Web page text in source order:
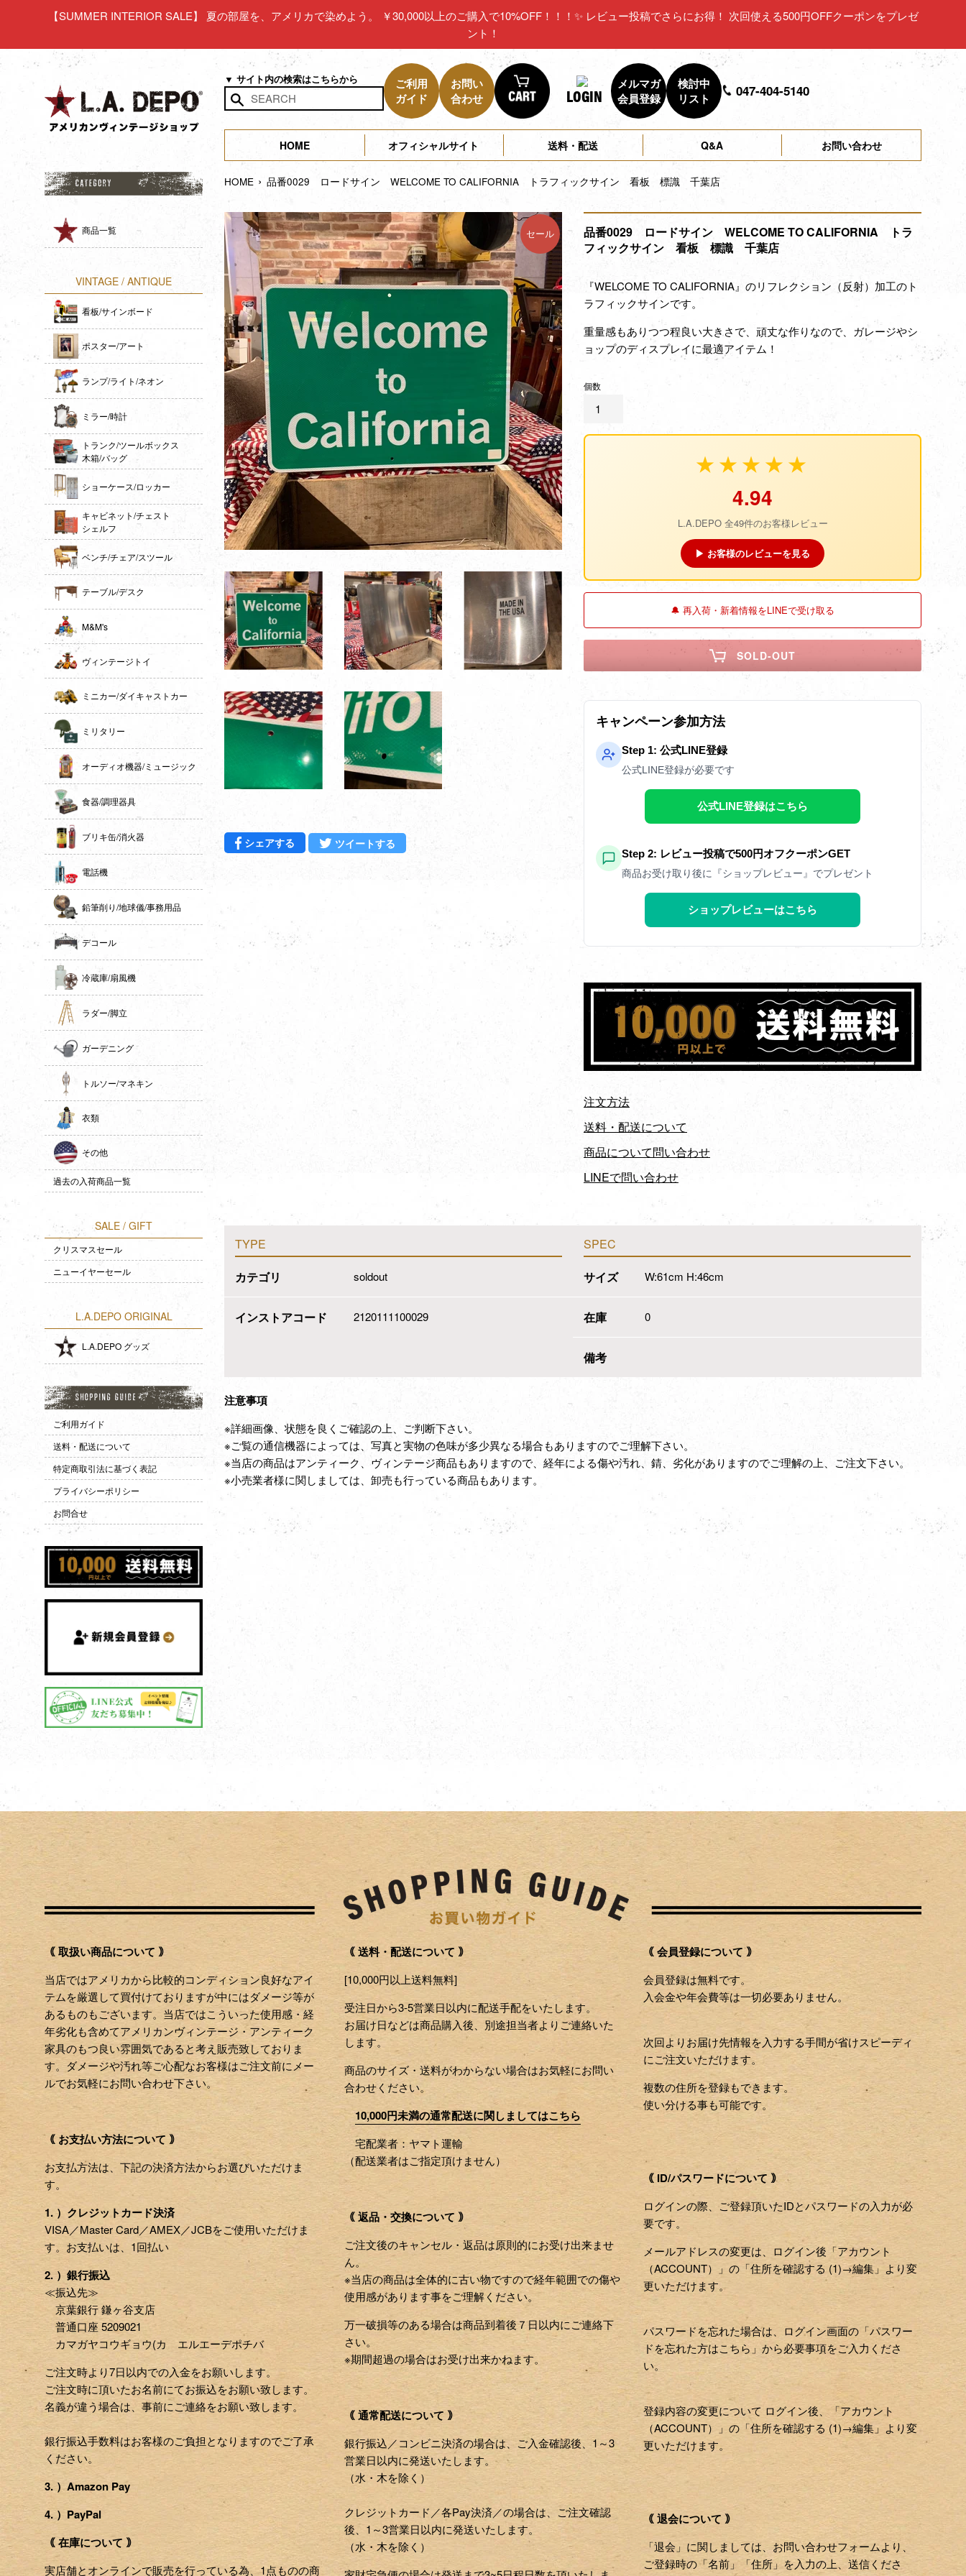
【SUMMER INTERIOR SALE】 夏の部屋を、アメリカで染めよう。 ￥30,000以上のご購入で10%OFF！！！✨ レビュー投稿でさらにお得！ 次回使える500円OFFクーポンをプレゼ
ント！
▼ サイト内の検索はこちらから
検
索
る
ご利用
ガイド
お問い
合わせ
LOGIN
メルマガ
会員登録
検討中
リスト
047-404-5140
HOME オフィシャルサイト 送料・配送 Q&A お問い合わせ
商品一覧
VINTAGE / ANTIQUE
看板/サインボード
ポスター/アート
ランプ/ライト/ネオン
ミラー/時計
トランク/ツールボックス
木箱/バッグ
ショーケース/ロッカー
キャビネット/チェスト
シェルフ
ベンチ/チェア/スツール
テーブル/デスク
M&M's
ヴィンテージトイ
ミニカー/ダイキャストカー
ミリタリー
オーディオ機器/ミュージック
食器/調理器具
ブリキ缶/消火器
電話機
鉛筆削り/地球儀/事務用品
デコール
冷蔵庫/扇風機
ラダー/脚立
ガーデニング
トルソー/マネキン
衣類
その他
過去の入荷商品一覧
SALE / GIFT
クリスマスセール
ニューイヤーセール
L.A.DEPO ORIGINAL
L.A.DEPO グッズ
ご利用ガイド
送料・配送について
特定商取引法に基づく表記
プライバシーポリシー
お問合せ
HOME › 品番0029 ロードサイン WELCOME TO CALIFORNIA トラフィックサイン 看板 標識 千葉店
セール
シェアする Facebookでシェアする
ツイートする Twitterに投稿する
品番0029 ロードサイン WELCOME TO CALIFORNIA トラ
フィックサイン 看板 標識 千葉店
『WELCOME TO CALIFORNIA』のリフレクション（反射）加工のト
ラフィックサインです。
重量感もありつつ程良い大きさで、頑丈な作りなので、ガレージやシ
ョップのディスプレイに最適アイテム！
個数
★★★★★
4.94
L.A.DEPO 全49件のお客様レビュー
▶ お客様のレビューを見る
🔔 再入荷・新着情報をLINEで受け取る
SOLD-OUT
キャンペーン参加方法
Step 1: 公式LINE登録
公式LINE登録が必要です
公式LINE登録はこちら
Step 2: レビュー投稿で500円オフクーポンGET
商品お受け取り後に『ショップレビュー』でプレゼント
ショップレビューはこちら
注文方法
送料・配送について
商品について問い合わせ
LINEで問い合わせ
TYPE
カテゴリ
soldout
インストアコード 2120111100029
SPEC
サイズ
W:61cm H:46cm
在庫 0
備考
注意事項
※詳細画像、状態を良くご確認の上、ご判断下さい。
※ご覧の通信機器によっては、写真と実物の色味が多少異なる場合もありますのでご理解下さい。
※当店の商品はアンティーク、ヴィンテージ商品もありますので、経年による傷や汚れ、錆、劣化がありますのでご理解の上、ご注文下さい。
※小売業者様に関しましては、卸売も行っている商品もあります。
｟ 取扱い商品について ｠
当店ではアメリカから比較的コンディション良好なアイ
テムを厳選して買付けておりますが中にはダメージ等が
あるものもございます。当店ではこういった使用感・経
年劣化も含めてアメリカンヴィンテージ・アンティーク
家具のもつ良い雰囲気であると考え販売致しておりま
す。ダメージや汚れ等ご心配なお客様はご注文前にメー
ルでお気軽にお問い合わせ下さい。
｟ お支払い方法について ｠
お支払方法は、下記の決済方法からお選びいただけま
す。
1. ）クレジットカード決済
VISA／Master Card／AMEX／JCBをご使用いただけま
す。お支払いは、1回払い
2. ）銀行振込
≪振込先≫
京葉銀行 鎌ヶ谷支店
普通口座 5209021
カマガヤコウギョウ(カ エルエーデポチバ
ご注文時より7日以内での入金をお願いします。
ご注文時に頂いたお名前にてお振込をお願い致します。
名義が違う場合は、事前にご連絡をお願い致します。
銀行振込手数料はお客様のご負担となりますのでご了承
ください。
3. ）Amazon Pay
4. ）PayPal
｟ 在庫について ｠
実店舗とオンラインで販売を行っている為、1点ものの商
｟ 送料・配送について ｠
[10,000円以上送料無料]
受注日から3-5営業日以内に配送手配をいたします。
お届け日などは商品購入後、別途担当者よりご連絡いた
します。
商品のサイズ・送料がわからない場合はお気軽にお問い
合わせください。
10,000円未満の通常配送に関しましてはこちら
宅配業者：ヤマト運輸
（配送業者はご指定頂けません）
｟ 返品・交換について ｠
ご注文後のキャンセル・返品は原則的にお受け出来ませ
ん。
※当店の商品は全体的に古い物ですので経年範囲での傷や
使用感があります事をご理解ください。
万一破損等のある場合は商品到着後７日以内にご連絡下
さい。
※期間超過の場合はお受け出来かねます。
｟ 通常配送について ｠
銀行振込／コンビニ決済の場合は、ご入金確認後、1～3
営業日以内に発送いたします。
（水・木を除く）
クレジットカード／各Pay決済／の場合は、ご注文確認
後、1～3営業日以内に発送いたします。
（水・木を除く）
｟ 会員登録について ｠
会員登録は無料です。
入会金や年会費等は一切必要ありません。
次回よりお届け先情報を入力する手間が省けスピーディ
にご注文いただけます。
複数の住所を登録もできます。
使い分ける事も可能です。
｟ ID/パスワードについて ｠
ログインの際、ご登録頂いたIDとパスワードの入力が必
要です。
メールアドレスの変更は、ログイン後「アカウント
（ACCOUNT）」の「住所を確認する (1)→編集」より変
更いただけます。
パスワードを忘れた場合は、ログイン画面の「パスワー
ドを忘れた方はこちら」から必要事項をご入力くださ
い。
登録内容の変更について ログイン後、「アカウント
（ACCOUNT）」の「住所を確認する (1)→編集」より変
更いただけます。
｟ 退会について ｠
「退会」に関しましては、お問い合わせフォームより、
ご登録時の「名前」「住所」を入力の上、送信くださ